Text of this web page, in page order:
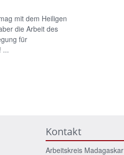
mit dem Heiligen
die Arbeit des
für
...
Kontakt
Arbeitskreis Madagaskar